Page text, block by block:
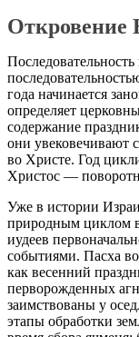
Откровение
года начинается
определяет
содержание
они увековечивают
во Христе. Год
Христос —
Уже в истории
природным циклом
иудеев
событиями. Пасха
как весенний
перворожденных
заимствованы у
этапы обработки